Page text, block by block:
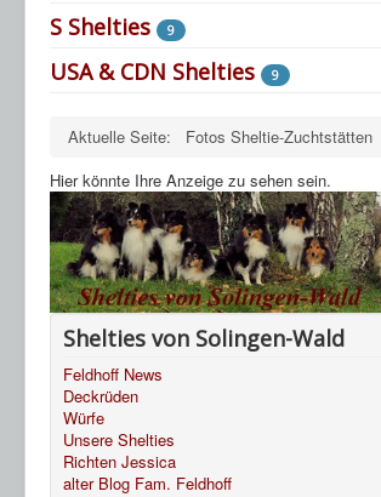
S Shelties 9
USA & CDN Shelties 9
Aktuelle Seite:
Fotos Sheltie-Zuchtstätten
Hier könnte Ihre Anzeige zu sehen sein.
Shelties von Solingen-Wald
Feldhoff News
Deckrüden
Würfe
Unsere Shelties
Richten Jessica
alter Blog Fam. Feldhoff